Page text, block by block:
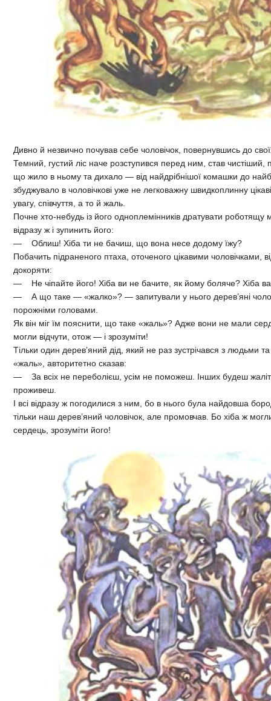
Дивно й незвично почував себе чоловічок, повернувшись до
Темний, густий ліс наче розступився перед ним, став чистіший,
що жило в ньому та дихало — від найдрібнішої комашки до
збуджувало в чоловічкові уже не легковажну швидкоплинну
увагу, співчуття, а то й жаль.
Почне хто-небудь із його одноплемінників дратувати роботящу
відразу ж і зупинить його:
— Облиш! Хіба ти не бачиш, що вона несе додому їжу?
Побачить підраненого птаха, оточеного цікавими чоловічками,
докоряти:
— Не чіпайте його! Хіба ви не бачите, як йому боляче? Хіба
— А що таке — «жалко»? — запитували у нього дерев’яні
порожніми головами.
Як він міг їм пояснити, що таке «жаль»? Адже вони не мали
могли відчути, отож — і зрозуміти!
Тільки один дерев’яний дід, який не раз зустрічався з людьми
«жаль», авторитетно сказав:
— За всіх не переболієш, усім не поможеш. Інших будеш
проживеш.
І всі відразу ж погодилися з ним, бо в нього була найдовша
тільки наш дерев’яний чоловічок, але промовчав. Бо хіба ж
сердець, зрозуміти його!